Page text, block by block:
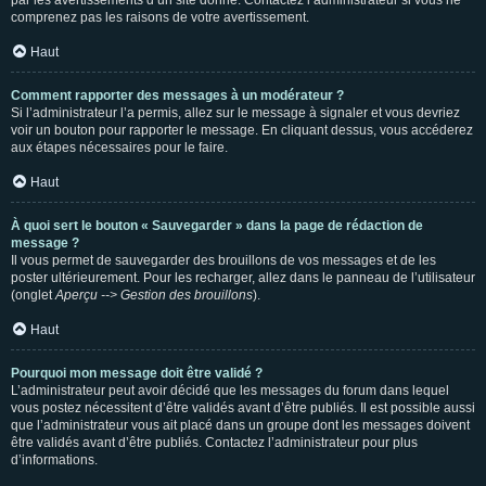
comprenez pas les raisons de votre avertissement.
Haut
Comment rapporter des messages à un modérateur ?
Si l’administrateur l’a permis, allez sur le message à signaler et vous devriez
voir un bouton pour rapporter le message. En cliquant dessus, vous accéderez
aux étapes nécessaires pour le faire.
Haut
À quoi sert le bouton « Sauvegarder » dans la page de rédaction de
message ?
Il vous permet de sauvegarder des brouillons de vos messages et de les
poster ultérieurement. Pour les recharger, allez dans le panneau de l’utilisateur
(ongletAperçu --> Gestion des brouillons).
Haut
Pourquoi mon message doit être validé ?
L’administrateur peut avoir décidé que les messages du forum dans lequel
vous postez nécessitent d’être validés avant d’être publiés. Il est possible aussi
que l’administrateur vous ait placé dans un groupe dont les messages doivent
être validés avant d’être publiés. Contactez l’administrateur pour plus
d’informations.